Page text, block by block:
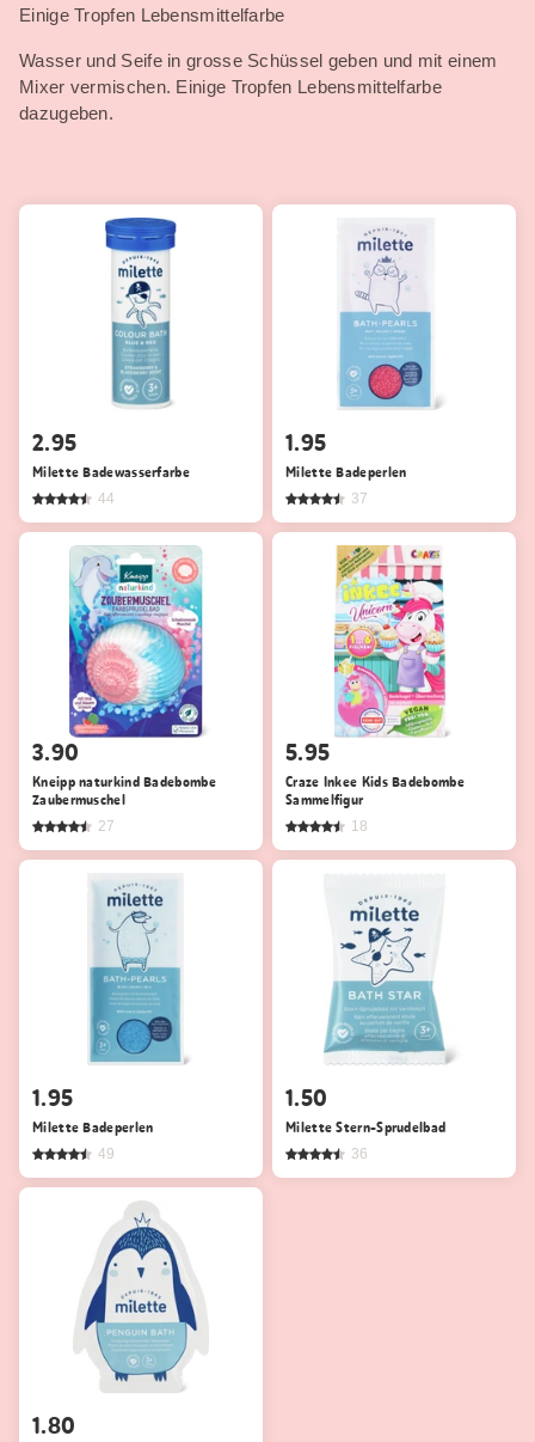
Einige Tropfen Lebensmittelfarbe
Wasser und Seife in grosse Schüssel geben und mit einem
Mixer vermischen. Einige Tropfen Lebensmittelfarbe
dazugeben.
2.95
Milette Badewasserfarbe
44
1.95
Milette Badeperlen
37
3.90
Kneipp naturkind Badebombe
Zaubermuschel
27
5.95
Craze Inkee Kids Badebombe
Sammelfigur
18
1.95
Milette Badeperlen
49
1.50
Milette Stern-Sprudelbad
36
1.80